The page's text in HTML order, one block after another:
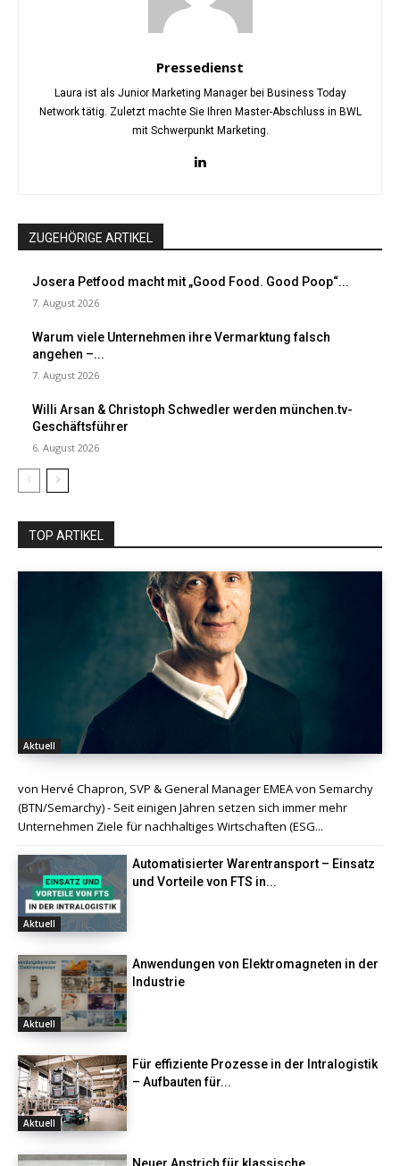
Pressedienst
Laura ist als Junior Marketing Manager bei Business Today
Network tätig. Zuletzt machte Sie Ihren Master-Abschluss in BWL
mit Schwerpunkt Marketing.
ZUGEHÖRIGE ARTIKEL
Josera Petfood macht mit „Good Food. Good Poop“...
7. August 2026
Warum viele Unternehmen ihre Vermarktung falsch
angehen –...
7. August 2026
Willi Arsan & Christoph Schwedler werden münchen.tv-
Geschäftsführer
6. August 2026
TOP ARTIKEL
Aktuell
von Hervé Chapron, SVP & General Manager EMEA von Semarchy
(BTN/Semarchy) - Seit einigen Jahren setzen sich immer mehr
Unternehmen Ziele für nachhaltiges Wirtschaften (ESG...
Aktuell
Automatisierter Warentransport – Einsatz
und Vorteile von FTS in...
Aktuell
Anwendungen von Elektromagneten in der
Industrie
Aktuell
Für effiziente Prozesse in der Intralogistik
– Aufbauten für...